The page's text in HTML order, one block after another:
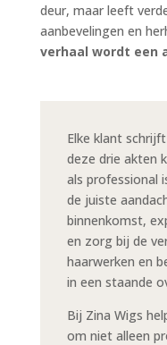
deur, maar leeft
aanbevelingen en
verhaal wordt een
Elke klant
deze drie akten
als professional
de juiste
binnenkomst,
en zorg bij de
haarwerken en
in een staande
Bij Zina Wigs
om niet alleen